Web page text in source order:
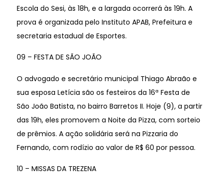
Escola do Sesi, às 18h, e a largada ocorrerá às 19h. A
prova é organizada pelo Instituto APAB, Prefeitura e
secretaria estadual de Esportes.
09 – FESTA DE SÃO JOÃO
O advogado e secretário municipal Thiago Abraão e
sua esposa Letícia são os festeiros da 16ª Festa de
São João Batista, no bairro Barretos II. Hoje (9), a partir
das 19h, eles promovem a Noite da Pizza, com sorteio
de prêmios. A ação solidária será na Pizzaria do
Fernando, com rodízio ao valor de R$ 60 por pessoa.
10 – MISSAS DA TREZENA